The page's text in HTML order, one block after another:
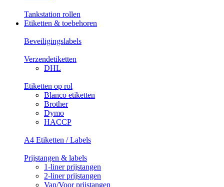
Tankstation rollen
Etiketten & toebehoren
Beveiligingslabels
Verzendetiketten
DHL
Etiketten op rol
Blanco etiketten
Brother
Dymo
HACCP
A4 Etiketten / Labels
Prijstangen & labels
1-liner prijstangen
2-liner prijstangen
Van/Voor prijstangen